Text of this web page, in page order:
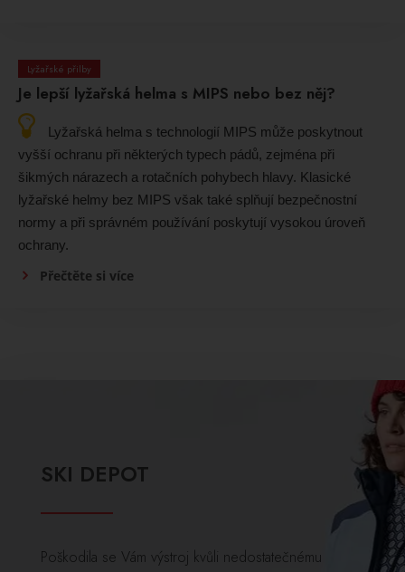
Lyžařské přilby
Je lepší lyžařská helma s MIPS nebo bez něj?
Lyžařská helma s technologií MIPS může poskytnout
vyšší ochranu při některých typech pádů, zejména při
šikmých nárazech a rotačních pohybech hlavy. Klasické
lyžařské helmy bez MIPS však také splňují bezpečnostní
normy a při správném používání poskytují vysokou úroveň
ochrany.
Přečtěte si více
SKI DEPOT
Poškodila se Vám výstroj kvůli nedostatečnému